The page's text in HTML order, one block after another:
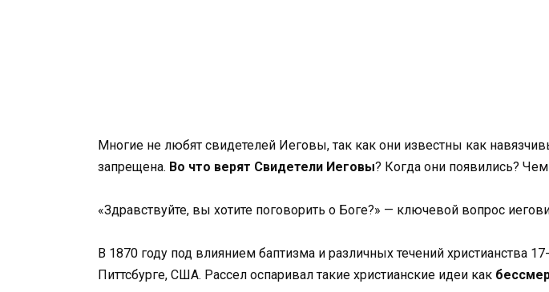
Многие не любят свидетелей Иеговы, так как они известны как
запрещена. Во что верят Свидетели Иеговы? Когда они появились? Чем
«Здравствуйте, вы хотите поговорить о Боге?» — ключевой вопрос
В 1870 году под влиянием баптизма и различных течений христианства
Питтсбурге, США. Рассел оспаривал такие христианские идеи как